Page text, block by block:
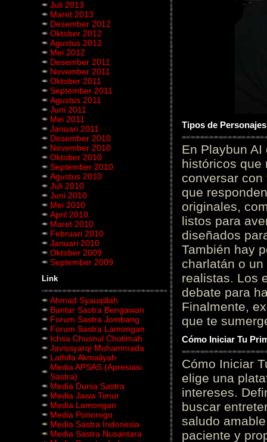
Juli 2013
Maret 2013
Desember 2012
Oktober 2012
Agustus 2012
Mei 2012
Desember 2011
November 2011
Oktober 2011
September 2011
Agustus 2011
Juni 2011
Mei 2011
Januari 2011
Desember 2010
November 2010
Oktober 2010
September 2010
Agustus 2010
Juli 2010
Juni 2010
Mei 2010
April 2010
Maret 2010
Februari 2010
Januari 2010
Oktober 2009
September 2009
Link
Ahmad Syauqillah
Bantar Sastra Bengawan
Forum Sastra Jombang
Forum Sastra Lamongan
Ichsa Chusnul Chotimah
Javissyarqi Muhammada
Lathifa Akmaliyah
Media APSAS (Apresiasi
Sastra)
Media Dunia Sastra
Media Jawa Timur
Media Lamongan
Media Ponorogo
Media Sastra Indonesia
Media Sastra Nusantara
Tipos de
En Playbun
históricos que
conversar
que
originales,
listos para
diseñados
También hay
charlatán o
realistas. Los
debate para
Finalmente,
que te
Cómo Iniciar Tu
Cómo Iniciar
elige una
intereses.
buscar
saludo
paciente y